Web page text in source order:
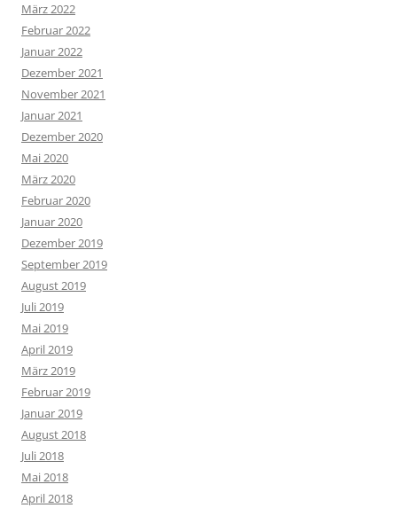
März 2022
Februar 2022
Januar 2022
Dezember 2021
November 2021
Januar 2021
Dezember 2020
Mai 2020
März 2020
Februar 2020
Januar 2020
Dezember 2019
September 2019
August 2019
Juli 2019
Mai 2019
April 2019
März 2019
Februar 2019
Januar 2019
August 2018
Juli 2018
Mai 2018
April 2018